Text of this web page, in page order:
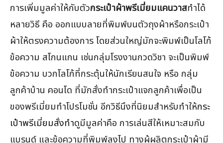
การเพิ่มมูลค่าให้กับตัวกระเป๋าผ้าพรีเมี่ยมแคนวาสทำได้
หลายวิธี คือ ออกแบบลายที่พิมพ์บนตัวถุงผ้าหรือกระเป๋า
ผ้าให้ตรงความต้องการ โดยส่วนใหญ่มักจะพิมพ์เป็นโลโก้
ข้อความ สโกนแกน เช่นกลุ่มโรงงานกวดวิชา จะเป็นพิมพ์
ข้อความ บวกโลโก้ที่กระตุ้นให้นักเรียนสนใจ หรือ กลุ่ม
ลูกค้าบ้าน คอนโด ที่มักสั่งทำกระเป๋าแจกลูกค้าเพื่อเป็น
ของพรีเมี่ยมทำโปรโมชั่น อีกวิธีนึงที่นิยมสำหรับทำให้กระ
เป๋าพรีเมี่ยมสั่งทำดูมีมูลค่าคือ การเล่นสีให้เหมาะสมกับ
แบรนด์ และข้อความที่พิมพ์ลงไป ทางผู้ผลิตกระเป๋าผ้ามี